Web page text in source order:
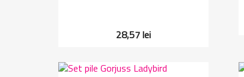
28,57 lei